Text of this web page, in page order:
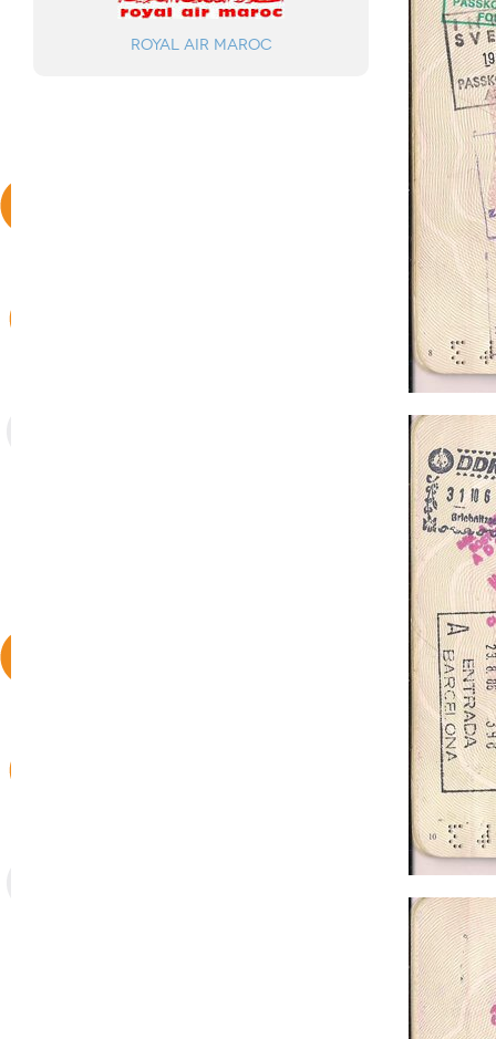
Royal Air Maroc